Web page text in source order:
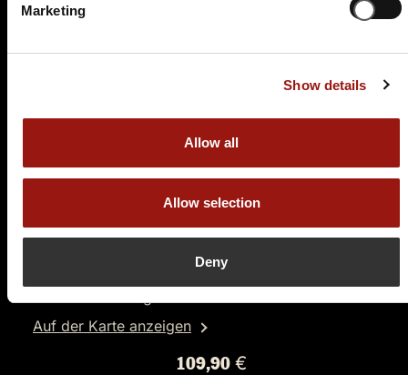
Marketing
Show details
Allow all
Allow selection
Deny
SA.
13.03.2027 19:00 Uhr
Gasthof Hotel Zur Post, Andechsstraße 1
Auf der Karte anzeigen
109,90 €